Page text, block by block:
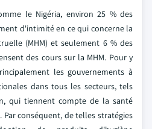
le Nigéria, environ 25 % des
d'intimité en ce qui concerne la
(MHM) et seulement 6 % des
des cours sur la MHM. Pour y
les gouvernements à
dans tous les secteurs, tels
qui tiennent compte de la santé
conséquent, de telles stratégies